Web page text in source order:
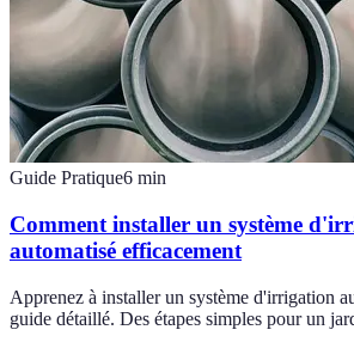
Guide Pratique6 min
Comment installer un système
automatisé efficacement
Apprenez à installer un système d'irrigation
guide détaillé. Des étapes simples pour un